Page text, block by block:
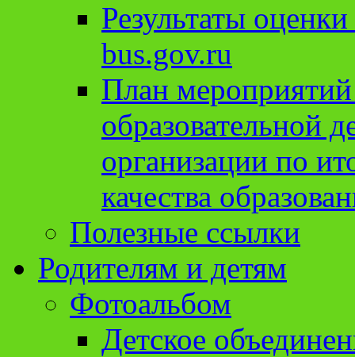
Результаты
bus.gov.ru
План
образовательной
организации по
качества
Полезные ссылки
Родителям и детям
Фотоальбом
Детское